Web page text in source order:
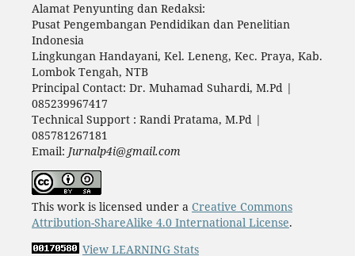
Alamat Penyunting dan Redaksi:
Pusat Pengembangan Pendidikan dan Penelitian
Indonesia
Lingkungan Handayani, Kel. Leneng, Kec. Praya, Kab.
Lombok Tengah, NTB
Principal Contact: Dr. Muhamad Suhardi, M.Pd |
085239967417
Technical Support : Randi Pratama, M.Pd |
085781267181
Email: Jurnalp4i@gmail.com
This work is licensed under a Creative Commons
Attribution-ShareAlike 4.0 International License.
View LEARNING Stats